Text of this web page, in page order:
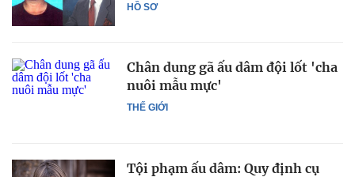
HỒ SƠ
THẾ GIỚI
Chân dung gã ấu dâm đội lốt 'cha
nuôi mẫu mực'
Tội phạm ấu dâm: Quy định cụ